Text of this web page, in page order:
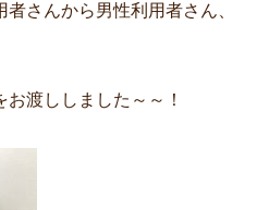
さんから男性利用者さん、
渡ししました～～！